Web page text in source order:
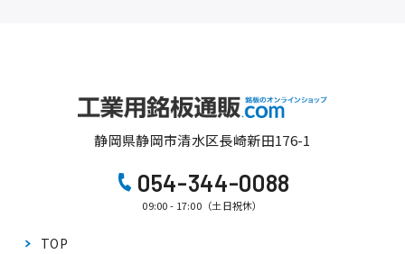
静岡県静岡市清水区長崎新田176-1
054-344-0088
09:00 - 17:00（土日祝休）
TOP